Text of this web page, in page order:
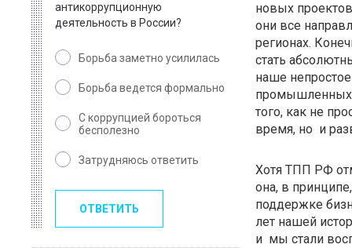
антикоррупционную
деятельность в России?
Борьба заметно усилилась
Борьба ведется формально
С коррупцией бороться
бесполезно
Затрудняюсь ответить
ОТВЕТИТЬ
новых
они все
регионах.
стать
наше
промышленных
того, как не
время, но и
Хотя ТПП РФ
она, в
поддержке
лет нашей
и мы стали